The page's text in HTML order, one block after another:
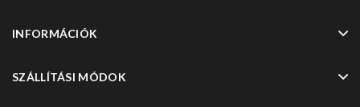
INFORMÁCIÓK
SZÁLLÍTÁSI MÓDOK